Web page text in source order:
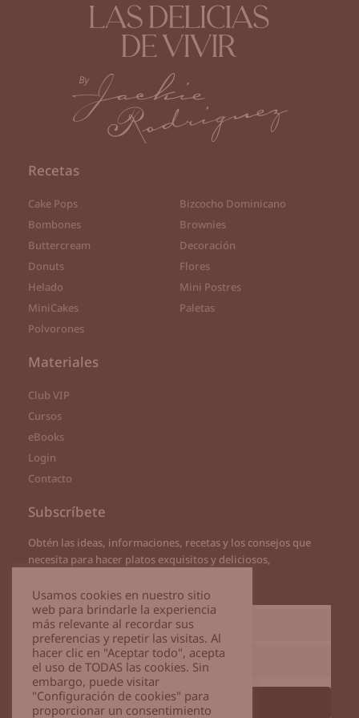
Recetas
Cake Pops
Bizcocho Dominicano
Bombones
Brownies
Buttercream
Decoración
Donuts
Flores
Helado
Mini Postres
MiniCakes
Paletas
Polvorones
Materiales
Club VIP
Cursos
eBooks
Login
Contacto
Subscríbete
Obtén las ideas, informaciones, recetas y los consejos que
necesita para hacer platos exquisitos y deliciosos,
Subscribirme
Usamos cookies en nuestro sitio
web para brindarle la experiencia
más relevante al recordar sus
preferencias y repetir las visitas. Al
hacer clic en "Aceptar todo", acepta
el uso de TODAS las cookies. Sin
embargo, puede visitar
"Configuración de cookies" para
proporcionar un consentimiento